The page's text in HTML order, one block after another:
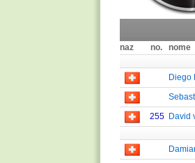
naz no. nome
Diego
255
David